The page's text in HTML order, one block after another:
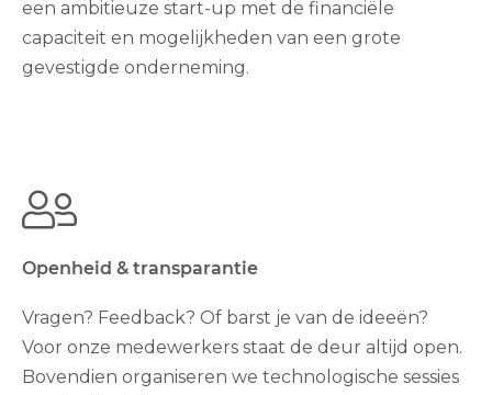
een ambitieuze start-up met de financiële
capaciteit en mogelijkheden van een grote
gevestigde onderneming.
Openheid & transparantie
Vragen? Feedback? Of barst je van de ideeën?
Voor onze medewerkers staat de deur altijd open.
Bovendien organiseren we technologische sessies